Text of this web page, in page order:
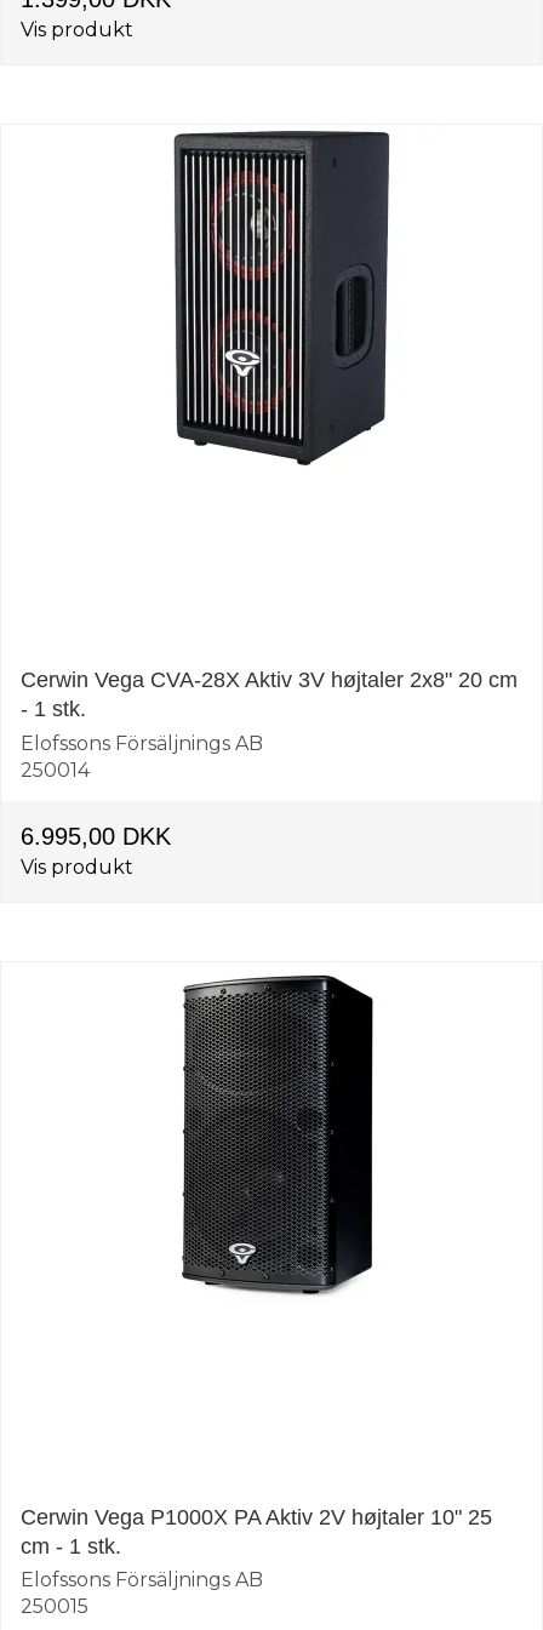
Vis produkt
Cerwin Vega CVA-28X Aktiv 3V højtaler 2x8" 20 cm
- 1 stk.
Elofssons Försäljnings AB
250014
6.995,00 DKK
Vis produkt
Cerwin Vega P1000X PA Aktiv 2V højtaler 10" 25
cm - 1 stk.
Elofssons Försäljnings AB
250015